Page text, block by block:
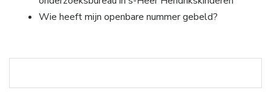
Wie heeft mijn openbare nummer gebeld?